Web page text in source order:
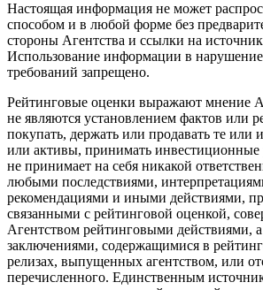
Настоящая информация не может
способом и в любой форме без
стороны Агентства и ссылки на
Использование информации в
требований запрещено.
Рейтинговые оценки выражают мнение
не являются установлением фактов или
покупать, держать или продавать те или
или активы, принимать инвестиционные
не принимает на себя никакой
любыми последствиями,
рекомендациями и иными действиями,
связанными с рейтинговой оценкой,
Агентством рейтинговыми действиями,
заключениями, содержащимися в
релизах, выпущенных агентством, или
перечисленного. Единственным